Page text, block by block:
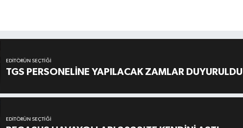
EDITÖRÜN SEÇTIĞI
TGS PERSONELİNE YAPILACAK ZAMLAR DUYURULDU
EDITÖRÜN SEÇTIĞI